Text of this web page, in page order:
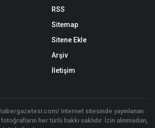
RSS
Sitemap
Sitene Ekle
Arşiv
İletişim
internet sitesinde yayınlanan
her türlü hakkı saklıdır. İzin alınmadan,